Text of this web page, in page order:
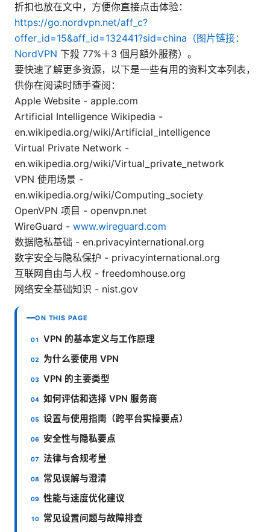
折扣也放在文中，方便你直接点击体验：
https://go.nordvpn.net/aff_c?
offer_id=15&aff_id=132441?sid=china（图片链接：
NordVPN 下殺 77%＋3 個月額外服務）。
要快速了解更多资源，以下是一些有用的资料文本列表，
供你在阅读时随手查阅：
Apple Website - apple.com
Artificial Intelligence Wikipedia -
en.wikipedia.org/wiki/Artificial_intelligence
Virtual Private Network -
en.wikipedia.org/wiki/Virtual_private_network
VPN 使用场景 -
en.wikipedia.org/wiki/Computing_society
OpenVPN 项目 - openvpn.net
WireGuard - www.wireguard.com
数据隐私基础 - en.privacyinternational.org
数字安全与隐私保护 - privacyinternational.org
互联网自由与人权 - freedomhouse.org
网络安全基础知识 - nist.gov
ON THIS PAGE
VPN 的基本定义与工作原理
为什么要使用 VPN
VPN 的主要类型
如何评估和选择 VPN 服务商
设置与使用指南（跨平台实操要点）
安全性与隐私要点
法律与合规考量
常见误解与澄清
性能与速度优化建议
常见设置问题与故障排查